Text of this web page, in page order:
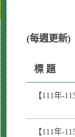
(每週更新)
標 題
【111年-
【111年-